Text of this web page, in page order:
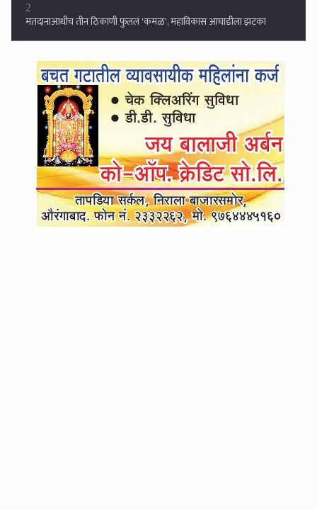
3
मोदींच्या मित्राला अख्खी मुंबई विकणे किंवा फुकटात घशात घालणे ही मराठी
माणसाची केलेली सेवा आहे का तुमची? : संजय राऊत